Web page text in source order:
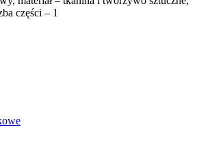
części – 1